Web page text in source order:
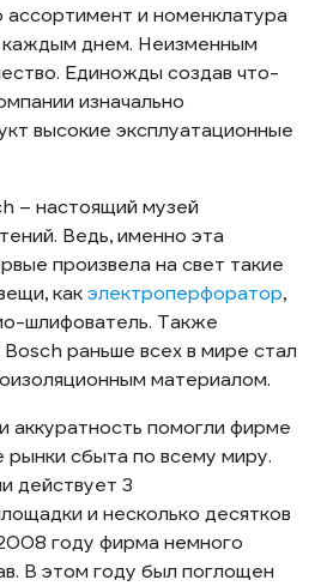
ассортимент и номенклатура
каждым днем. Неизменным
Единожды создав что-
изначально
высокие эксплуатационные
– настоящий музей
Ведь, именно эта
произвела на свет такие
какэлектроперфоратор,
шлифователь. Также
раньше всех в мире стал
материалом.
аккуратность помогли фирме
рынки сбыта по всему миру.
действует 3
и несколько десятков
году фирма немного
В этом году был поглощен